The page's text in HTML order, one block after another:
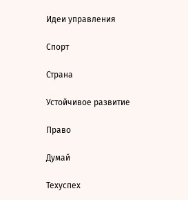
Идеи управления
Спорт
Страна
Устойчивое развитие
Право
Думай
Техуспех